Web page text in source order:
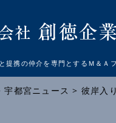
提携の仲介を 専門とするＭ＆Ａ
宇都宮ニュース > 彼